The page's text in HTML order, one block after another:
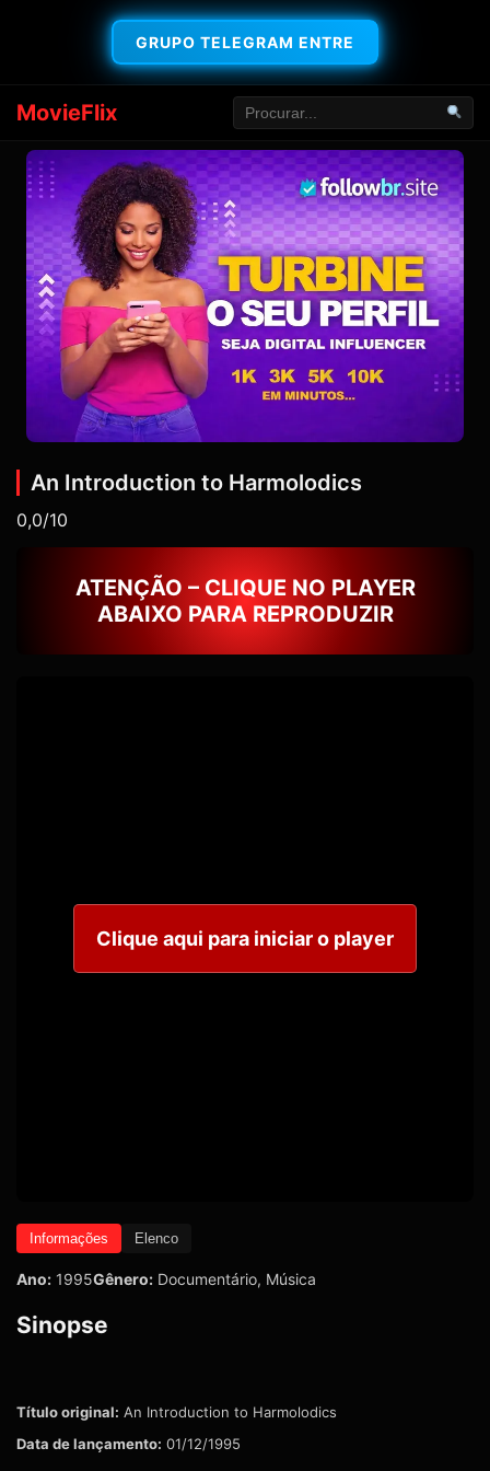
GRUPO TELEGRAM ENTRE
MovieFlix
An Introduction to Harmolodics
0,0/10
ATENÇÃO – CLIQUE NO PLAYER
ABAIXO PARA REPRODUZIR
Clique aqui para iniciar o player
Informações Elenco
Ano: 1995Gênero: Documentário, Música
Sinopse
Título original: An Introduction to Harmolodics
Data de lançamento: 01/12/1995